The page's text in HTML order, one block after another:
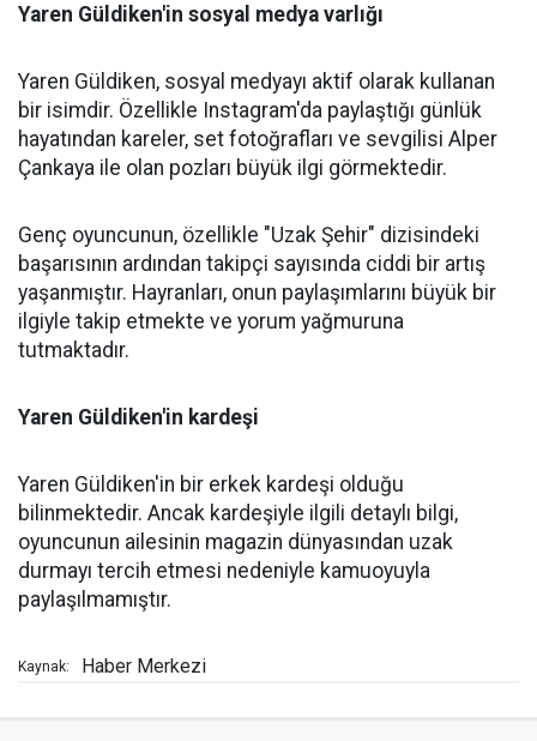
Yaren Güldiken'in sosyal medya varlığı
Yaren Güldiken, sosyal medyayı aktif olarak kullanan
bir isimdir. Özellikle Instagram'da paylaştığı günlük
hayatından kareler, set fotoğrafları ve sevgilisi Alper
Çankaya ile olan pozları büyük ilgi görmektedir.
Genç oyuncunun, özellikle "Uzak Şehir" dizisindeki
başarısının ardından takipçi sayısında ciddi bir artış
yaşanmıştır. Hayranları, onun paylaşımlarını büyük bir
ilgiyle takip etmekte ve yorum yağmuruna
tutmaktadır.
Yaren Güldiken'in kardeşi
Yaren Güldiken'in bir erkek kardeşi olduğu
bilinmektedir. Ancak kardeşiyle ilgili detaylı bilgi,
oyuncunun ailesinin magazin dünyasından uzak
durmayı tercih etmesi nedeniyle kamuoyuyla
paylaşılmamıştır.
Kaynak: Haber Merkezi